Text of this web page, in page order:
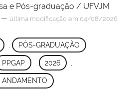
e Pós-graduação / UFVJM
— última modificação em 04/08/2026
PÓS-GRADUAÇÃO
PPGAP 2026
ANDAMENTO